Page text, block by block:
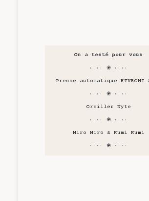
On a testé pour vous
···· ❀ ····
Presse automatique HTVRONT
···· ❀ ····
Oreiller Nyte
···· ❀ ····
Miro Miro & Kumi Kumi
···· ❀ ····